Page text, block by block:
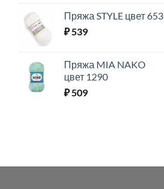
Пряжа STYLE цвет 653
₽539
Пряжа MIA NAKO
цвет 1290
₽509